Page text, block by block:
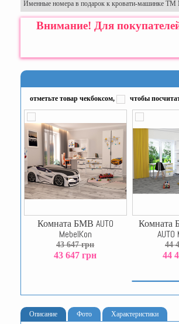
Именные номера в подарок к кровати-машинке ТМ
Внимание! Для
отметьте товар чекбоксом, чтобы
Комната БМВ AUTO
MebelKon
43 647 грн
43 647 грн
Комната
44
44
Описание Фото Характеристики